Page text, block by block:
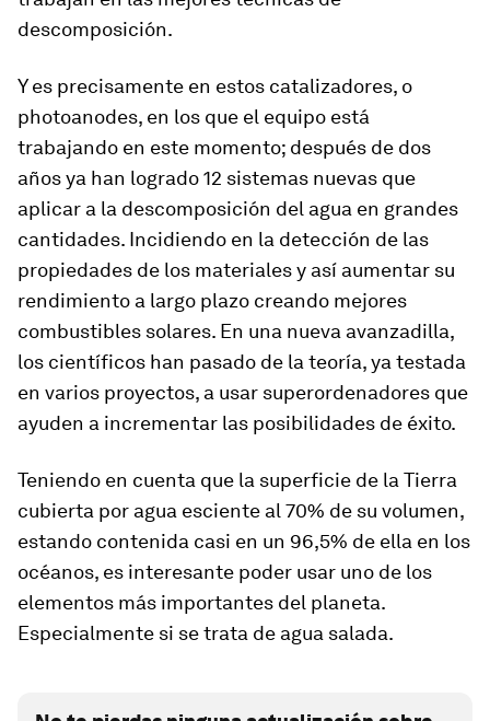
descomposición.
Y es precisamente en estos catalizadores, o
photoanodes, en los que el equipo está
trabajando en este momento; después de dos
años ya han logrado 12 sistemas nuevas que
aplicar a la descomposición del agua en grandes
cantidades. Incidiendo en la detección de las
propiedades de los materiales y así aumentar su
rendimiento a largo plazo creando mejores
combustibles solares. En una nueva avanzadilla,
los científicos han pasado de la teoría, ya testada
en varios proyectos, a usar superordenadores que
ayuden a incrementar las posibilidades de éxito.
Teniendo en cuenta que la superficie de la Tierra
cubierta por agua esciente al 70% de su volumen,
estando contenida casi en un 96,5% de ella en los
océanos, es interesante poder usar uno de los
elementos más importantes del planeta.
Especialmente si se trata de agua salada.